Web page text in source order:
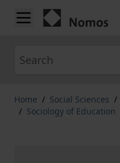
Skip to Content
Home / Social Sciences /
/ Sociology of Education